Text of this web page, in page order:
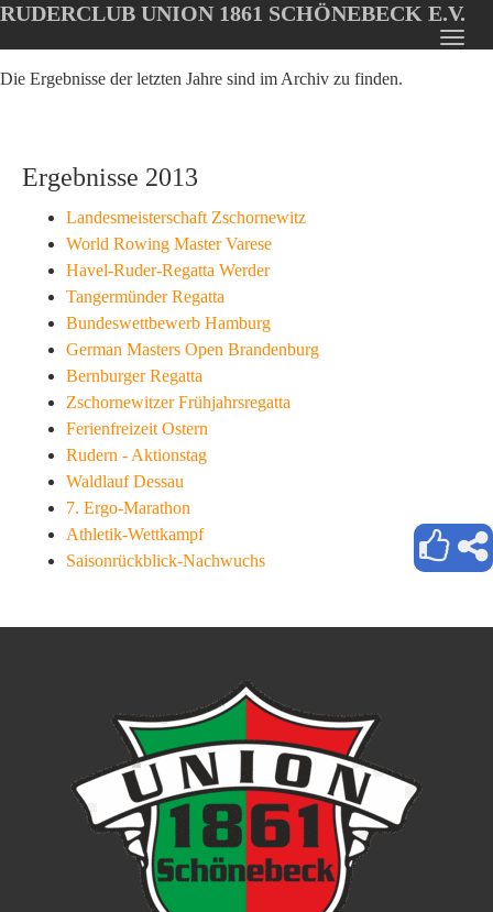
Oops, an error occurred! Code: 20260805201030211bc047
to
RUDERCLUB UNION 1861 SCHÖNEBECK E.V.
Die Ergebnisse der letzten Jahre sind im Archiv zu finden.
Ergebnisse 2013
Landesmeisterschaft Zschornewitz
World Rowing Master Varese
Havel-Ruder-Regatta Werder
Tangermünder Regatta
Bundeswettbewerb Hamburg
German Masters Open Brandenburg
Bernburger Regatta
Zschornewitzer Frühjahrsregatta
Ferienfreizeit Ostern
Rudern - Aktionstag
Waldlauf Dessau
7. Ergo-Marathon
Athletik-Wettkampf
Saisonrückblick-Nachwuchs